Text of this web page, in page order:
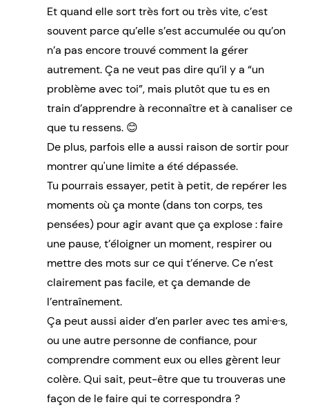
Et quand elle sort très fort ou très vite, c’est
souvent parce qu’elle s’est accumulée ou qu’on
n’a pas encore trouvé comment la gérer
autrement. Ça ne veut pas dire qu’il y a “un
problème avec toi”, mais plutôt que tu es en
train d’apprendre à reconnaître et à canaliser ce
que tu ressens. 😊
De plus, parfois elle a aussi raison de sortir pour
montrer qu'une limite a été dépassée.
Tu pourrais essayer, petit à petit, de repérer les
moments où ça monte (dans ton corps, tes
pensées) pour agir avant que ça explose : faire
une pause, t’éloigner un moment, respirer ou
mettre des mots sur ce qui t’énerve. Ce n’est
clairement pas facile, et ça demande de
l’entraînement.
Ça peut aussi aider d’en parler avec tes ami·e·s,
ou une autre personne de confiance, pour
comprendre comment eux ou elles gèrent leur
colère. Qui sait, peut-être que tu trouveras une
façon de le faire qui te correspondra ?